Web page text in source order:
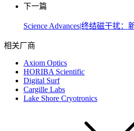
下一篇
Science Advances|终结磁干扰
相关厂商
Axiom Optics
HORIBA Scientific
Digital Surf
Cargille Labs
Lake Shore Cryotronics